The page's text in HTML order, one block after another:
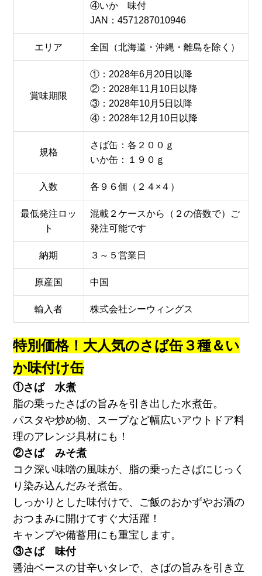
④いか 味付
JAN：4571287010946
エリア 全国（北海道・沖縄・離島を除く）
賞味期限
①：2028年6月20日以降
②：2028年11月10日以降
③：2028年10月5日以降
④：2028年12月10日以降
規格
さば缶：各２００ｇ
いか缶：１９０ｇ
入数 各９６個（２４×４）
最低発注ロッ
ト
混載２ケースから（２の倍数で）ご
発注可能です
納期 ３～５営業日
原産国 中国
輸入者 株式会社シーウィングス
特別価格！大人気のさば缶３種＆い
か味付け缶
①さば 水煮
脂の乗ったさばの旨みを引き出した水煮缶。
パスタや炒め物、スープなど幅広いアウトドア料
理のアレンジ具材にも！
②さば みそ煮
コク深い味噌の風味が、脂の乗ったさばにじっく
り染み込んだみそ煮缶。
しっかりとした味付けで、ご飯のおかずやお酒の
おつまみに開けてすぐ大活躍！
キャンプや備蓄用にも重宝します。
③さば 味付
醤油ベースの甘辛いタレで、さばの旨みを引き立